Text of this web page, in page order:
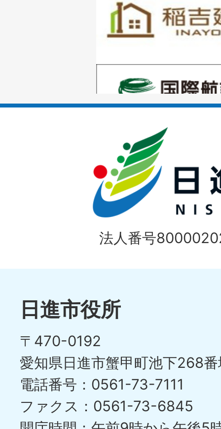
枚
目
ラ
枚
ス
ラ
イ
ド
1
枚
目
の
イ
ド
目
の
ス
ラ
イ
ド
法人番号
日進市役所
〒470-0192
愛知県日進市蟹甲町池下268
電話番号：0561-73-7111
ファクス：0561-73-6845